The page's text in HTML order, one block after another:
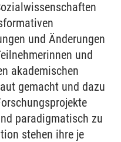
und Änderungen
und
akademischen
gemacht und dazu
paradigmatisch zu
stehen ihre je